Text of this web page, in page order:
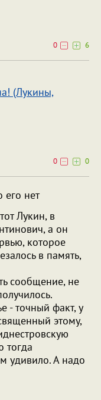
0
6
(Лукины,
0
0
его нет
Лукин, в
а он
которое
в память,
сообщение, не
- точный факт, у
этому,
тогда
удивило. А надо